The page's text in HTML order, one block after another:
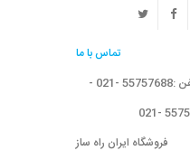
تماس با ما
تلفن :1506974 -0912 - تلفن :55757688 -021 -
فروشگاه ایران راه ساز